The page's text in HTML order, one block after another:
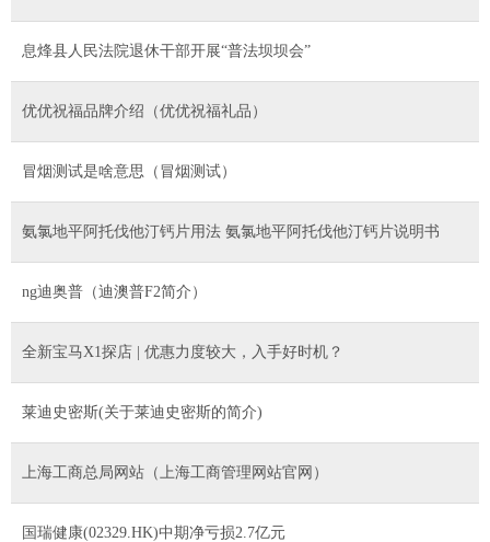
息烽县人民法院退休干部开展“普法坝坝会”
优优祝福品牌介绍（优优祝福礼品）
冒烟测试是啥意思（冒烟测试）
氨氯地平阿托伐他汀钙片用法 氨氯地平阿托伐他汀钙片说明书
ng迪奥普（迪澳普F2简介）
全新宝马X1探店 | 优惠力度较大，入手好时机？
莱迪史密斯(关于莱迪史密斯的简介)
上海工商总局网站（上海工商管理网站官网）
国瑞健康(02329.HK)中期净亏损2.7亿元